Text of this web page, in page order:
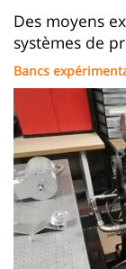
content
Contenu
de
la
page
Des moyens
systèmes de
Bancs